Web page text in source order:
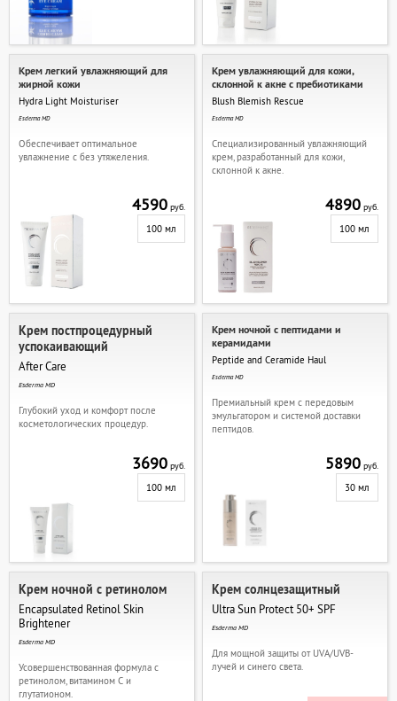
Крем легкий увлажняющий для
жирной кожи
Hydra Light Moisturiser
Esderma MD
Обеспечивает оптимальное
увлажнение с без утяжеления.
4590руб.
100 мл
Крем увлажняющий для кожи,
склонной к акне с пребиотиками
Blush Blemish Rescue
Esderma MD
Специализированный увлажняющий
крем, разработанный для кожи,
склонной к акне.
4890руб.
100 мл
Крем постпроцедурный
успокаивающий
After Care
Esderma MD
Глубокий уход и комфорт после
косметологических процедур.
3690руб.
100 мл
Крем ночной с пептидами и
керамидами
Peptide and Ceramide Haul
Esderma MD
Премиальный крем с передовым
эмульгатором и системой доставки
пептидов.
5890руб.
30 мл
Крем ночной с ретинолом
Encapsulated Retinol Skin
Brightener
Esderma MD
Усовершенствованная формула с
ретинолом, витамином С и
глутатионом.
Крем солнцезащитный
Ultra Sun Protect 50+ SPF
Esderma MD
Для мощной защиты от UVA/UVB-
лучей и синего света.